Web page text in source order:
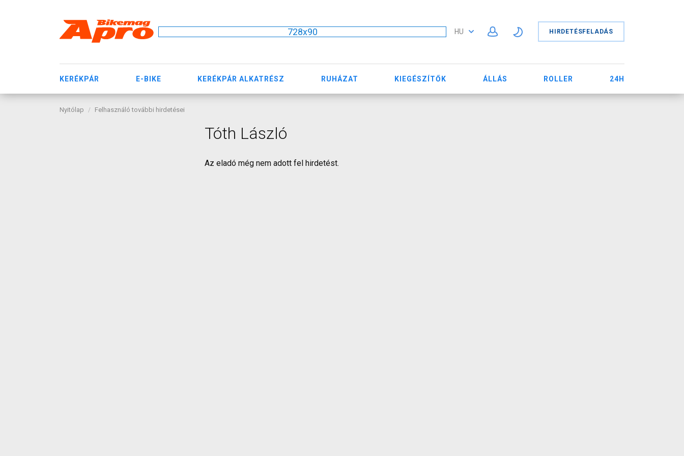
728x90 HU HIRDETÉSFELADÁS
KERÉKPÁR E-BIKE KERÉKPÁR ALKATRÉSZ RUHÁZAT KIEGÉSZÍTŐK ÁLLÁS ROLLER 24H
Nyitólap Felhasználó további hirdetései
Tóth László
Az eladó még nem adott fel hirdetést.